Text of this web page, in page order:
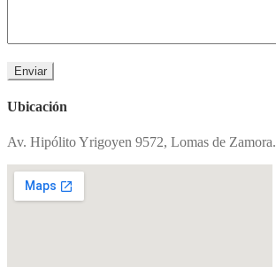
Ubicación
Av. Hipólito Yrigoyen 9572, Lomas de Zamora.